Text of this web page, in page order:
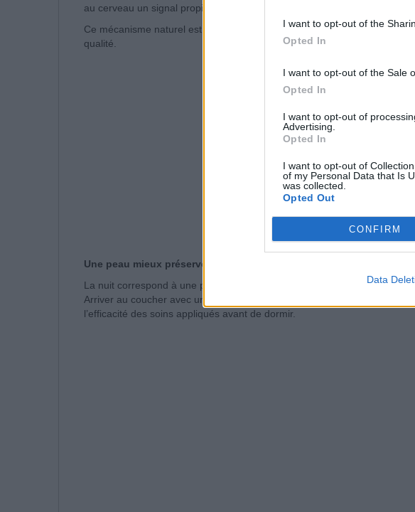
I want to opt-out of the
Opted In
I want to opt-out of the Sale
Opted In
I want to opt-out of
Advertising.
Opted In
I want to opt-out of
of my Personal Data that Is
was collected.
Opted Out
CONFIRM
Data
au cerveau un signal propice à l’endormissement.
Ce mécanisme naturel est reconnu pour faciliter la transition vers le
qualité.
Une peau mieux préservée
La nuit correspond à une phase active de régénération cutanée.
Arriver au coucher avec une peau propre permet de limiter l’obstruction
l’efficacité des soins appliqués avant de dormir.